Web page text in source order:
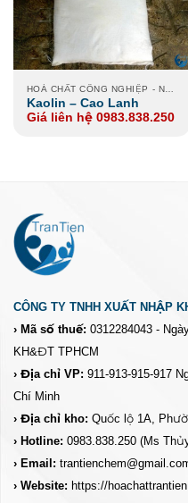
Kaolin – Cao Lanh
Giá liên hệ 0983.838.250
CÔNG TY TNHH XUẤT NHẬP
› Mã số thuế: 0312284043 -
KH&ĐT TPHCM
› Địa chỉ VP: 911-913-915-917
Chí Minh
› Địa chỉ kho: Quốc lộ 1A,
› Hotline: 0983.838.250(Ms
› Email:
› Website: https://